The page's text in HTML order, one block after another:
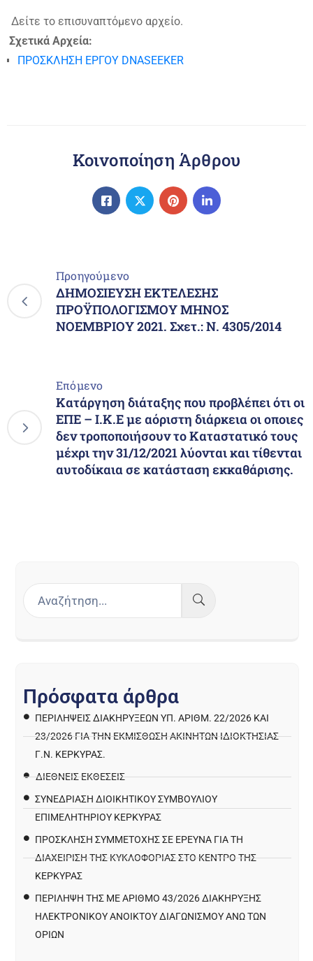
Δείτε το επισυναπτόμενο αρχείο.
Σχετικά Αρχεία:
ΠΡΟΣΚΛΗΣΗ ΕΡΓΟΥ DNASEEKER
Κοινοποίηση Άρθρου
Προηγούμενο
ΔΗΜΟΣΙΕΥΣΗ ΕΚΤΕΛΕΣΗΣ
ΠΡΟΫΠΟΛΟΓΙΣΜΟΥ ΜΗΝΟΣ
ΝΟΕΜΒΡΙΟΥ 2021. Σχετ.: Ν. 4305/2014
Επόμενο
Κατάργηση διάταξης που προβλέπει ότι οι
ΕΠΕ – Ι.Κ.Ε με αόριστη διάρκεια οι οποιες
δεν τροποποιήσουν το Καταστατικό τους
μέχρι την 31/12/2021 λύονται και τίθενται
αυτοδίκαια σε κατάσταση εκκαθάρισης.
Πρόσφατα άρθρα
ΠΕΡΙΛΉΨΕΙΣ ΔΙΑΚΗΡΎΞΕΩΝ ΥΠ. ΑΡΙΘΜ. 22/2026 ΚΑΙ
23/2026 ΓΙΑ ΤΗΝ ΕΚΜΊΣΘΩΣΗ ΑΚΙΝΉΤΩΝ ΙΔΙΟΚΤΗΣΊΑΣ
Γ.Ν. ΚΈΡΚΥΡΑΣ.
ΔΙΕΘΝΕΙΣ ΕΚΘΕΣΕΙΣ
ΣΥΝΕΔΡΙΑΣΗ ΔΙΟΙΚΗΤΙΚΟΥ ΣΥΜΒΟΥΛΙΟΥ
ΕΠΙΜΕΛΗΤΗΡΙΟΥ ΚΕΡΚΥΡΑΣ
ΠΡΌΣΚΛΗΣΗ ΣΥΜΜΕΤΟΧΉΣ ΣΕ ΈΡΕΥΝΑ ΓΙΑ ΤΗ
ΔΙΑΧΕΊΡΙΣΗ ΤΗΣ ΚΥΚΛΟΦΟΡΊΑΣ ΣΤΟ ΚΈΝΤΡΟ ΤΗΣ
ΚΈΡΚΥΡΑΣ
ΠΕΡΙΛΗΨΗ ΤΗΣ ΜΕ ΑΡΙΘΜΟ 43/2026 ΔΙΑΚΗΡΥΞΗΣ
ΗΛΕΚΤΡΟΝΙΚΟΥ ΑΝΟΙΚΤΟΥ ΔΙΑΓΩΝΙΣΜΟΥ ΑΝΩ ΤΩΝ
ΟΡΙΩΝ